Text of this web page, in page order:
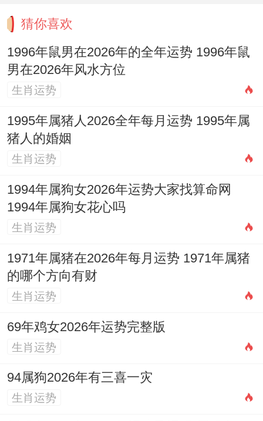
阱造成损失，那与朋友合作投资或借贷之
事，更需白纸黑字，明晰权责，以防因财失
义。
升专业技能、开拓稳定客户上以「细水长
流」的方式积累财富，若有闲置资金，倾向
保值方式，务必做好家庭应急资金的储备，
以应对冲太岁之年可能出现的各种突发性开
正财位（正东方）加强布局，如前文所述，
以稳固财气磁场。
击？
子午冲可能应验为家庭成员关系紧张，特别
猜你喜欢
1996年鼠男在2026年的全年运势 1996年鼠
男在2026年风水方位
生肖运势
1995年属猪人2026全年每月运势 1995年属
猪人的婚姻
生肖运势
1994年属狗女2026年运势大家找算命网
1994年属狗女花心吗
生肖运势
1971年属猪在2026年每月运势 1971年属猪
的哪个方向有财
生肖运势
69年鸡女2026年运势完整版
生肖运势
94属狗2026年有三喜一灾
生肖运势